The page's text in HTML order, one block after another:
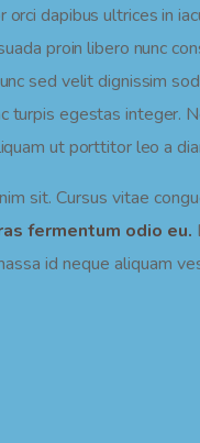
orci dapibus ultrices in
proin libero nunc
sed velit dignissim
turpis egestas integer.
ut porttitor leo a
sit. Cursus vitae
fermentum odio eu.
id neque aliquam